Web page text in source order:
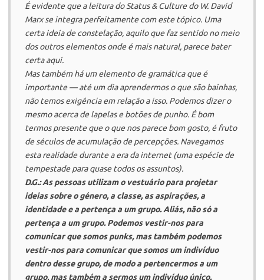
É evidente que a leitura do Status & Culture do W. David
Marx se integra perfeitamente com este tópico. Uma
certa ideia de constelação, aquilo que faz sentido no meio
dos outros elementos onde é mais natural, parece bater
certa aqui.
Mas também há um elemento de gramática que é
importante — até um dia aprendermos o que são bainhas,
não temos exigência em relação a isso. Podemos dizer o
mesmo acerca de lapelas e botões de punho. É bom
termos presente que o que nos parece bom gosto, é fruto
de séculos de acumulação de percepções. Navegamos
esta realidade durante a era da internet (uma espécie de
tempestade para quase todos os assuntos).
D.G.: As pessoas utilizam o vestuário para projetar
ideias sobre o género, a classe, as aspirações, a
identidade e a pertença a um grupo. Aliás, não só a
pertença a um grupo. Podemos vestir-nos para
comunicar que somos punks, mas também podemos
vestir-nos para comunicar que somos um indivíduo
dentro desse grupo, de modo a pertencermos a um
grupo, mas também a sermos um indivíduo único.